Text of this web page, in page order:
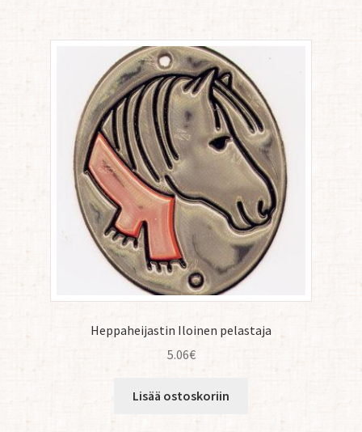
Heppaheijastin Iloinen pelastaja
5.06€
Lisää ostoskoriin